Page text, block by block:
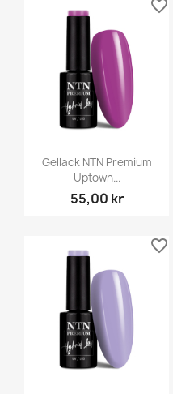
Gellack NTN Premium
Uptown...
55,00 kr
favorite_border
favorite_border